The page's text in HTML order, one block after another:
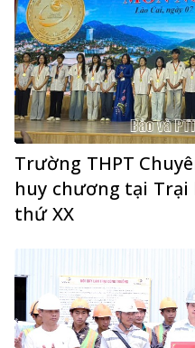
Trường THPT
huy chương tại Trại
thứ XX